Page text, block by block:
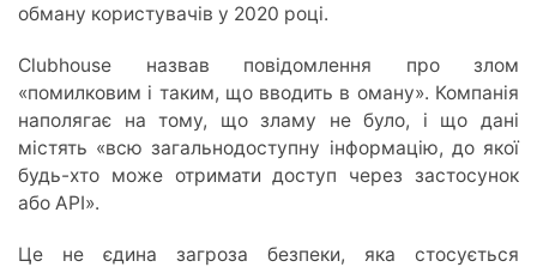
обману користувачів у 2020 році.
Clubhouse назвав повідомлення про злом
«помилковим і таким, що вводить в оману». Компанія
наполягає на тому, що зламу не було, і що дані
містять «всю загальнодоступну інформацію, до якої
будь-хто може отримати доступ через застосунок
або API».
Це не єдина загроза безпеки, яка стосується